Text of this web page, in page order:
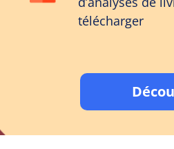
télécharger